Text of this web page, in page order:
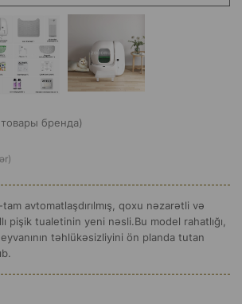
бренда)
tam avtomatlaşdırılmış, qoxu nəzarətli və
pişik tualetinin yeni nəsli.Bu model rahatlığı,
təhlükəsizliyini ön planda tutan